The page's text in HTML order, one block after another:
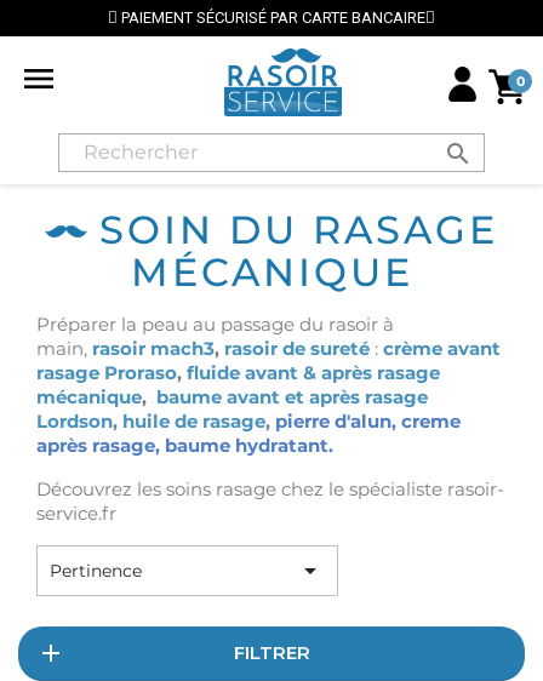
PAIEMENT SÉCURISÉ PAR CARTE BANCAIRE
 0
search
SOIN DU RASAGE
MÉCANIQUE
Préparer la peau au passage du rasoir à
main, rasoir mach3, rasoir de sureté : crème avant
rasage Proraso, fluide avant & après rasage
mécanique, baume avant et après rasage
Lordson, huile de rasage, pierre d'alun, creme
après rasage, baume hydratant.
Découvrez les soins rasage chez le spécialiste rasoir-
service.fr
Pertinence 
FILTRER